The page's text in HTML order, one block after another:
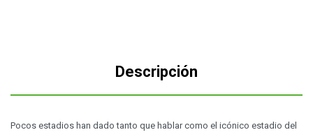
Descripción
Pocos estadios han dado tanto que hablar como el icónico estadio del